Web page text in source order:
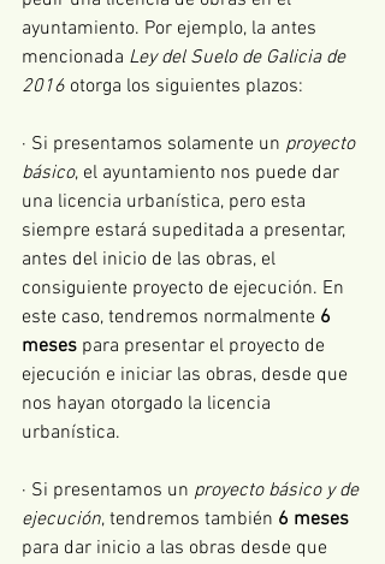
ayuntamiento. Por ejemplo, la antes
mencionada Ley del Suelo de Galicia de
2016 otorga los siguientes plazos:
· Si presentamos solamente un proyecto
básico, el ayuntamiento nos puede dar
una licencia urbanística, pero esta
siempre estará supeditada a presentar,
antes del inicio de las obras, el
consiguiente proyecto de ejecución. En
este caso, tendremos normalmente 6
meses para presentar el proyecto de
ejecución e iniciar las obras, desde que
nos hayan otorgado la licencia
urbanística.
· Si presentamos un proyecto básico y de
ejecución, tendremos también 6 meses
para dar inicio a las obras desde que